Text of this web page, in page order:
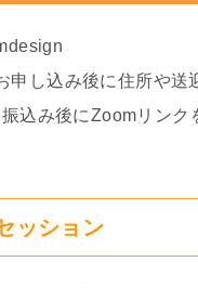
申し込み後に住所や送
込み後にZoomリンク
ッション